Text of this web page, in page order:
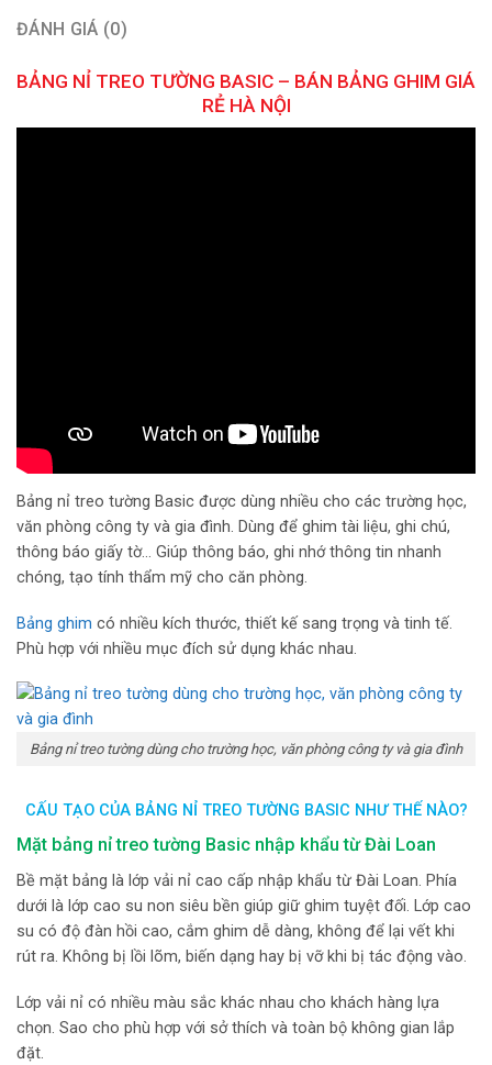
ĐÁNH GIÁ (0)
BẢNG NỈ TREO TƯỜNG BASIC – BÁN BẢNG GHIM GIÁ
RẺ HÀ NỘI
Bảng nỉ treo tường Basic được dùng nhiều cho các trường học,
văn phòng công ty và gia đình. Dùng để ghim tài liệu, ghi chú,
thông báo giấy tờ… Giúp thông báo, ghi nhớ thông tin nhanh
chóng, tạo tính thẩm mỹ cho căn phòng.
Bảng ghim có nhiều kích thước, thiết kế sang trọng và tinh tế.
Phù hợp với nhiều mục đích sử dụng khác nhau.
Bảng nỉ treo tường dùng cho trường học, văn phòng công ty và gia đình
CẤU TẠO CỦA BẢNG NỈ TREO TƯỜNG BASIC NHƯ THẾ NÀO?
Mặt bảng nỉ treo tường Basic nhập khẩu từ Đài Loan
Bề mặt bảng là lớp vải nỉ cao cấp nhập khẩu từ Đài Loan. Phía
dưới là lớp cao su non siêu bền giúp giữ ghim tuyệt đối. Lớp cao
su có độ đàn hồi cao, cắm ghim dễ dàng, không để lại vết khi
rút ra. Không bị lồi lõm, biến dạng hay bị vỡ khi bị tác động vào.
Lớp vải nỉ có nhiều màu sắc khác nhau cho khách hàng lựa
chọn. Sao cho phù hợp với sở thích và toàn bộ không gian lắp
đặt.